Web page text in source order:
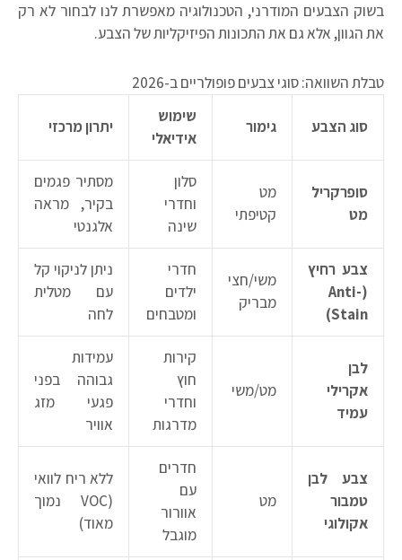
בשוק הצבעים המודרני, הטכנולוגיה מאפשרת לנו לבחור לא רק
את הגוון, אלא גם את התכונות הפיזיקליות של הצבע.
טבלת השוואה: סוגי צבעים פופולריים ב-2026
סוג הצבע גימור
שימוש
אידיאלי
יתרון מרכזי
סופרקריל
מט
מט
קטיפתי
סלון
וחדרי
שינה
מסתיר פגמים
בקיר, מראה
אלגנטי
צבע רחיץ
(Anti-
Stain)
משי/חצי
מבריק
חדרי
ילדים
ומטבחים
ניתן לניקוי קל
עם מטלית
לחה
לבן
אקרילי
עמיד
מט/משי
קירות
חוץ
וחדרי
מדרגות
עמידות
גבוהה בפני
פגעי מזג
אוויר
צבע לבן
טמבור
אקולוגי
מט
חדרים
עם
אוורור
מוגבל
ללא ריח לוואי
(VOC נמוך
מאוד)